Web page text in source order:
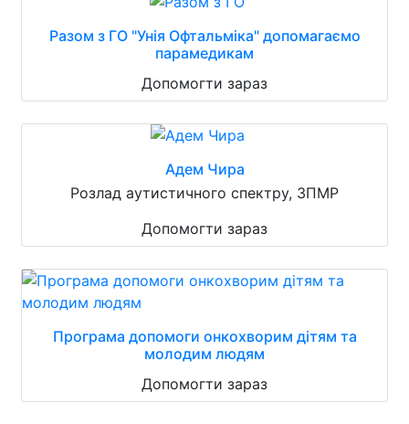
Разом з ГО "Унія Офтальміка" допомагаємо
парамедикам
Допомогти зараз
Адем Чира
Розлад аутистичного спектру, ЗПМР
Допомогти зараз
Програма допомоги онкохворим дітям та
молодим людям
Допомогти зараз